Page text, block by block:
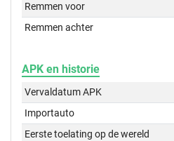
Remmen voor
Remmen achter
APK en historie
Vervaldatum APK
Importauto
Eerste toelating op de wereld